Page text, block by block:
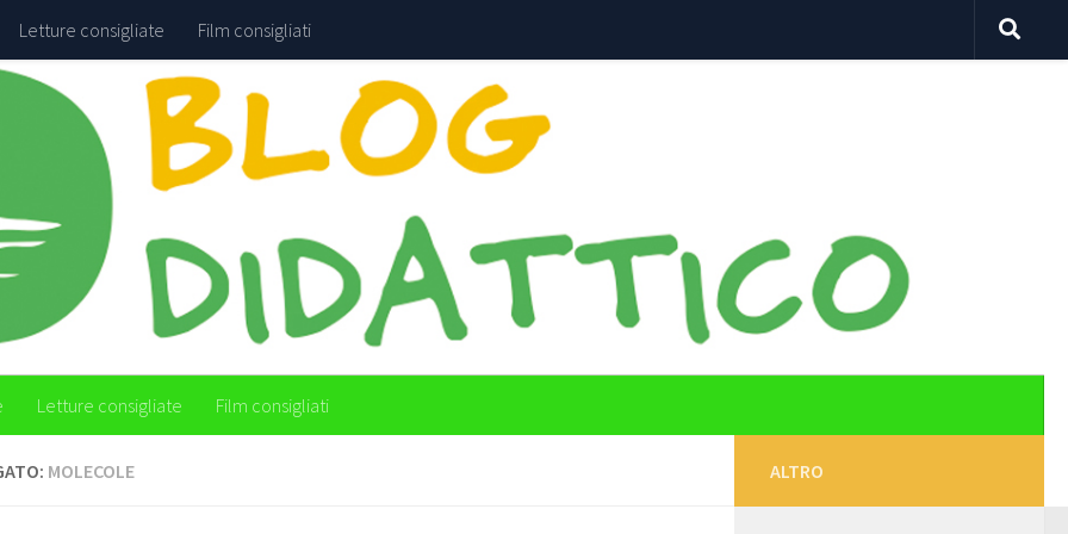
Letture consigliate Film consigliati
Letture consigliate Film consigliati
MOLECOLE ALTRO